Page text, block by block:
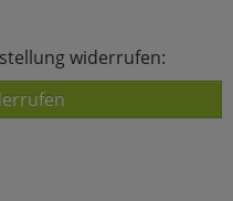
widerrufen: